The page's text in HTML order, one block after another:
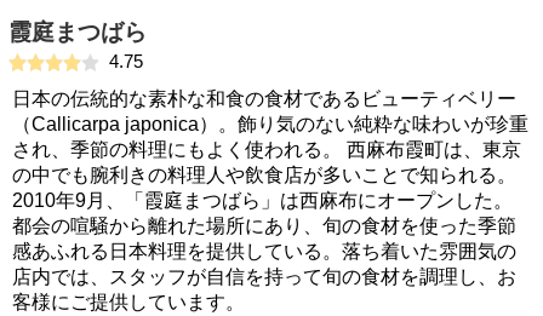
霞庭まつばら
4.75
日本の伝統的な素朴な和食の食材であるビューティベリー
（Callicarpa japonica）。飾り気のない純粋な味わいが珍重
され、季節の料理にもよく使われる。 西麻布霞町は、東京
の中でも腕利きの料理人や飲食店が多いことで知られる。
2010年9月、「霞庭まつばら」は西麻布にオープンした。
都会の喧騒から離れた場所にあり、旬の食材を使った季節
感あふれる日本料理を提供している。落ち着いた雰囲気の
店内では、スタッフが自信を持って旬の食材を調理し、お
客様にご提供しています。